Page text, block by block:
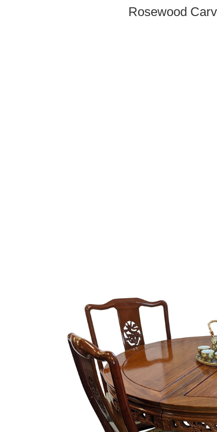
Rosewood